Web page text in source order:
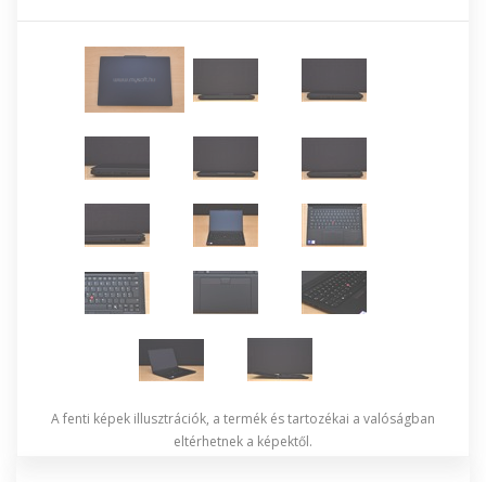
A fenti képek illusztrációk, a termék és tartozékai a valóságban
eltérhetnek a képektől.